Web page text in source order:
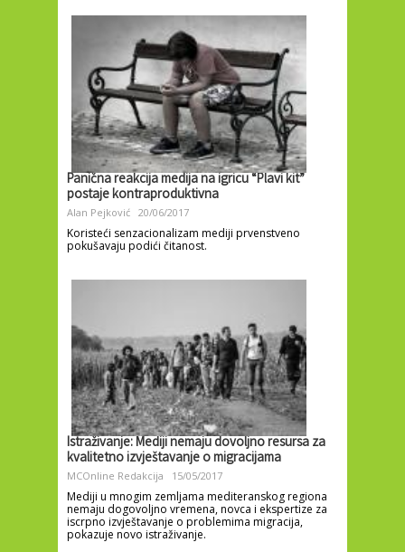
Panična reakcija medija na igricu “Plavi kit”
postaje kontraproduktivna
Alan Pejković 20/06/2017
Koristeći senzacionalizam mediji prvenstveno
pokušavaju podići čitanost.
Istraživanje: Mediji nemaju dovoljno resursa za
kvalitetno izvještavanje o migracijama
MCOnline Redakcija 15/05/2017
Mediji u mnogim zemljama mediteranskog regiona
nemaju dogovoljno vremena, novca i ekspertize za
iscrpno izvještavanje o problemima migracija,
pokazuje novo istraživanje.